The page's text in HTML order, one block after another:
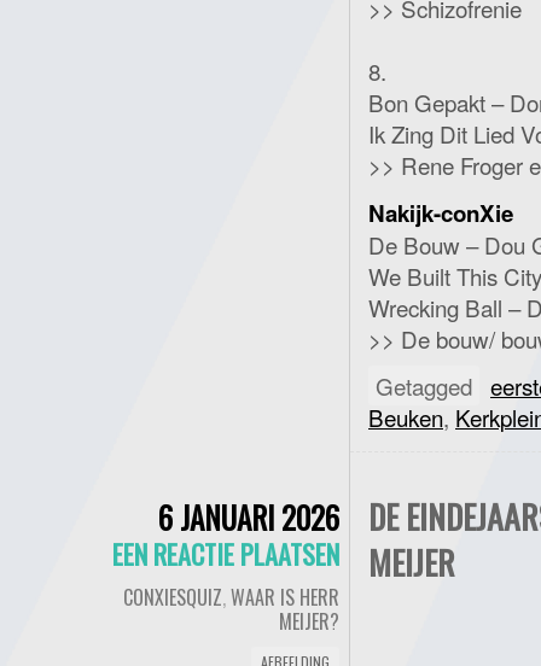
>> Schizofrenie
8.
Bon Gepakt –
Ik Zing Dit Lied
>> Rene Froger
Nakijk-conXie
De Bouw – Dou
We Built This
Wrecking Ball –
>> De bouw/
Getagged
Beuken,
6 JANUARI 2026
EEN REACTIE PLAATSEN
CONXIESQUIZ,WAAR IS HERR
MEIJER?
AFBEELDING
DE
MEIJER